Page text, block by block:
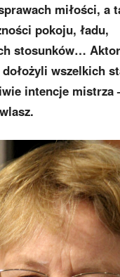
miłości, a
pokoju, ładu,
stosunków…
wszelkich
intencje mistrza